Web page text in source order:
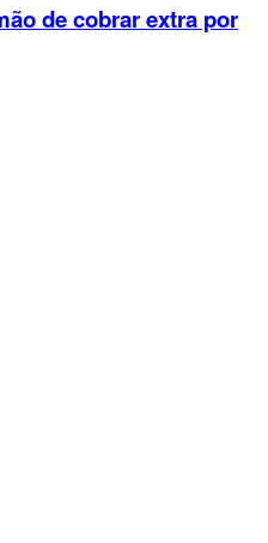
de cobrar extra por